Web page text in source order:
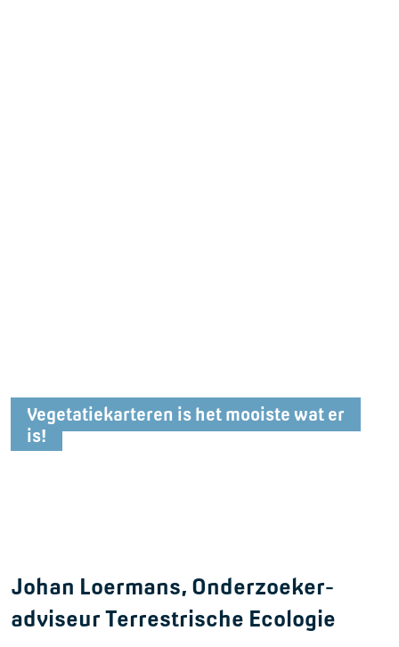
Vegetatiekarteren is het mooiste wat er
is!
Johan Loermans, Onderzoeker-
adviseur Terrestrische Ecologie